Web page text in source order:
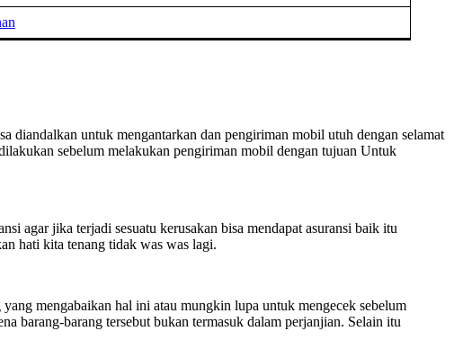
diandalkan untuk mengantarkan dan pengiriman mobil utuh dengan selamat
sebelum melakukan pengiriman mobil dengan tujuan Untuk
agar jika terjadi sesuatu kerusakan bisa mendapat asuransi baik itu
hati kita tenang tidak was was lagi.
mengabaikan hal ini atau mungkin lupa untuk mengecek sebelum
barang-barang tersebut bukan termasuk dalam perjanjian. Selain itu